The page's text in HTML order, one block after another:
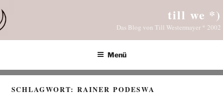
Inhalt
springen
till we *)
Das Blog von Till Westermayer * 2002
Menü
SCHLAGWORT:RAINER PODESWA